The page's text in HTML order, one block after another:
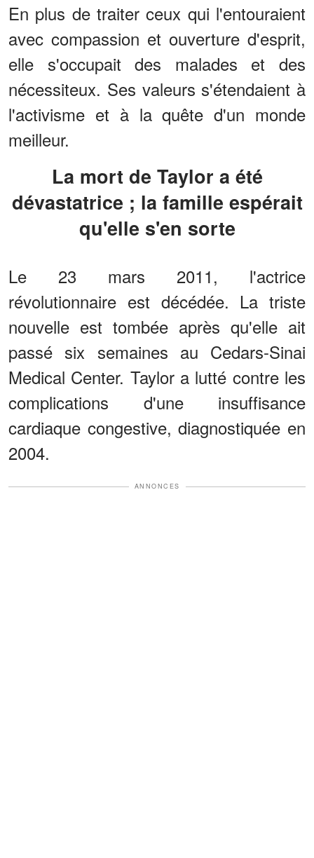
En plus de traiter ceux qui l'entouraient
avec compassion et ouverture d'esprit,
elle s'occupait des malades et des
nécessiteux. Ses valeurs s'étendaient à
l'activisme et à la quête d'un monde
meilleur.
La mort de Taylor a été
dévastatrice ; la famille espérait
qu'elle s'en sorte
Le 23 mars 2011, l'actrice
révolutionnaire est décédée. La triste
nouvelle est tombée après qu'elle ait
passé six semaines au Cedars-Sinai
Medical Center. Taylor a lutté contre les
complications d'une insuffisance
cardiaque congestive, diagnostiquée en
2004.
ANNONCES